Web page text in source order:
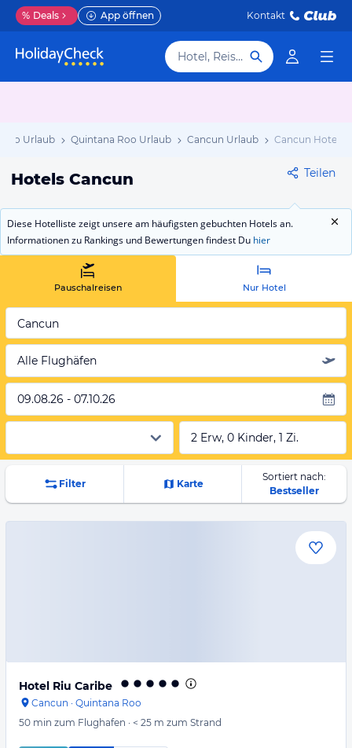
% Deals App öffnen Kontakt
Hotel, Reiseziel
Urlaub Quintana Roo Urlaub Cancun Urlaub Cancun Hotels
Hotels Cancun Teilen
Diese Hotelliste zeigt unsere am häufigsten gebuchten Hotels an.
Informationen zu Rankings und Bewertungen findest Du hier
Pauschalreisen Nur Hotel
Cancun
Alle Flughäfen
09.08.26 - 07.10.26
2 Erw, 0 Kinder, 1 Zi.
Filter Karte
Sortiert nach:
Bestseller
Hotel Riu Caribe
Cancun · Quintana Roo
50 min zum Flughafen · < 25 m zum Strand